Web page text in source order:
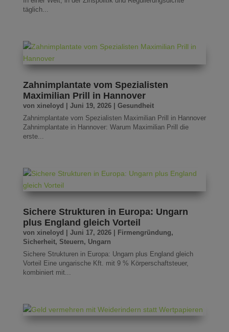
täglich...
Zahnimplantate vom Spezialisten
Maximilian Prill in Hannover
von xineloyd Juni 19, 2026| Gesundheit
Zahnimplantate vom Spezialisten Maximilian Prill in Hannover
Zahnimplantate in Hannover: Warum Maximilian Prill die
erste...
Sichere Strukturen in Europa: Ungarn
plus England gleich Vorteil
von xineloyd Juni 17, 2026| Firmengründung,
Sicherheit, Steuern, Ungarn
Sichere Strukturen in Europa: Ungarn plus England gleich
Vorteil Eine ungarische Kft. mit 9 % Körperschaftsteuer,
kombiniert mit...